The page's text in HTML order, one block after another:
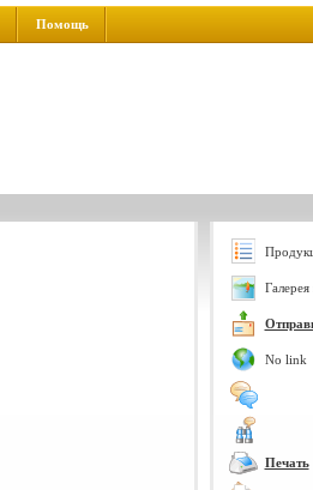
Помощь
No link
Печать